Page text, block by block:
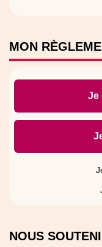
MON
Je
NOUS